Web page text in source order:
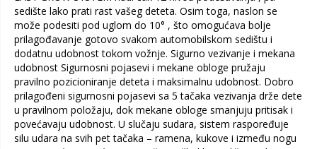
sedište lako prati rast vašeg deteta. Osim toga, naslon se
može podesiti pod uglom do 10° , što omogućava bolje
prilagođavanje gotovo svakom automobilskom sedištu i
dodatnu udobnost tokom vožnje. Sigurno vezivanje i mekana
udobnost Sigurnosni pojasevi i mekane obloge pružaju
pravilno pozicioniranje deteta i maksimalnu udobnost. Dobro
prilagođeni sigurnosni pojasevi sa 5 tačaka vezivanja drže dete
u pravilnom položaju, dok mekane obloge smanjuju pritisak i
povećavaju udobnost. U slučaju sudara, sistem raspoređuje
silu udara na svih pet tačaka – ramena, kukove i između nogu